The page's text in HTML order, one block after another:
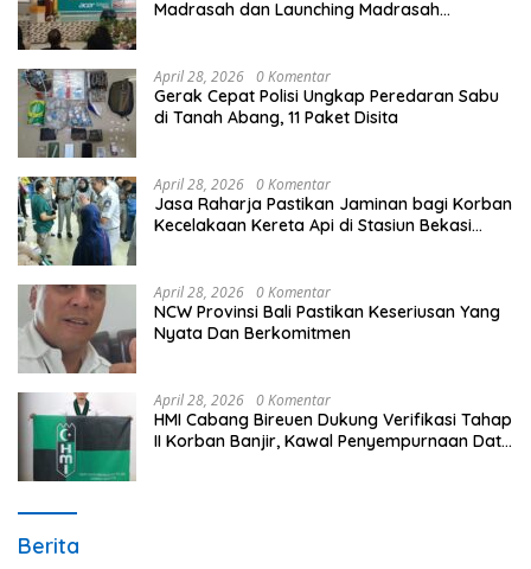
Madrasah dan Launching Madrasah
April 28, 2026 0 Komentar
Gerak Cepat Polisi Ungkap Peredaran Sabu
di Tanah Abang, 11 Paket Disita
April 28, 2026 0 Komentar
Jasa Raharja Pastikan Jaminan bagi Korban
Kecelakaan Kereta Api di Stasiun Bekasi
April 28, 2026 0 Komentar
NCW Provinsi Bali Pastikan Keseriusan Yang
Nyata Dan Berkomitmen
April 28, 2026 0 Komentar
HMI Cabang Bireuen Dukung Verifikasi Tahap
II Korban Banjir, Kawal Penyempurnaan Data
Berita